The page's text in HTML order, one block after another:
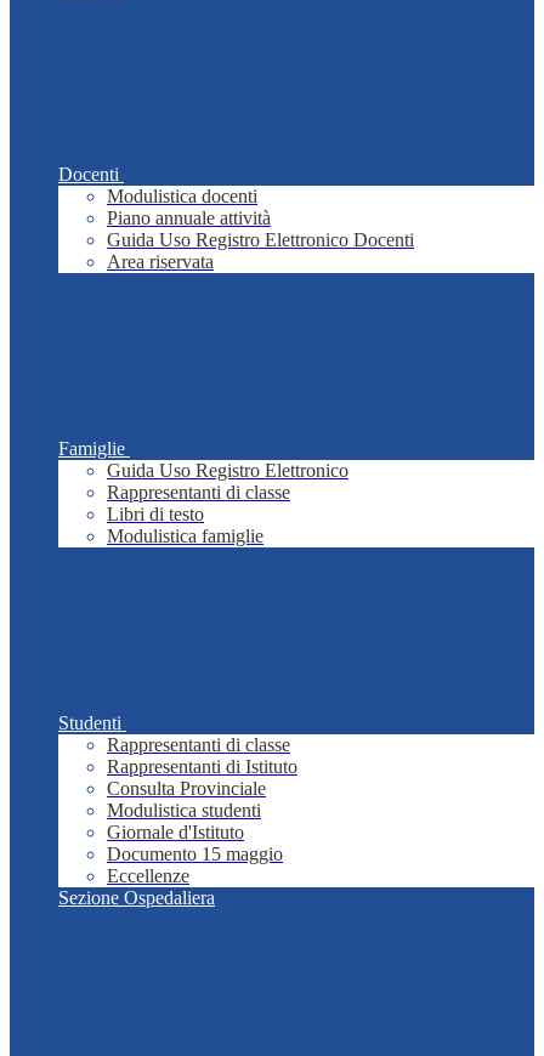
Docenti
Modulistica docenti
Piano annuale attività
Guida Uso Registro Elettronico Docenti
Area riservata
Famiglie
Guida Uso Registro Elettronico
Rappresentanti di classe
Libri di testo
Modulistica famiglie
Studenti
Rappresentanti di classe
Rappresentanti di Istituto
Consulta Provinciale
Modulistica studenti
Giornale d'Istituto
Documento 15 maggio
Eccellenze
Sezione Ospedaliera